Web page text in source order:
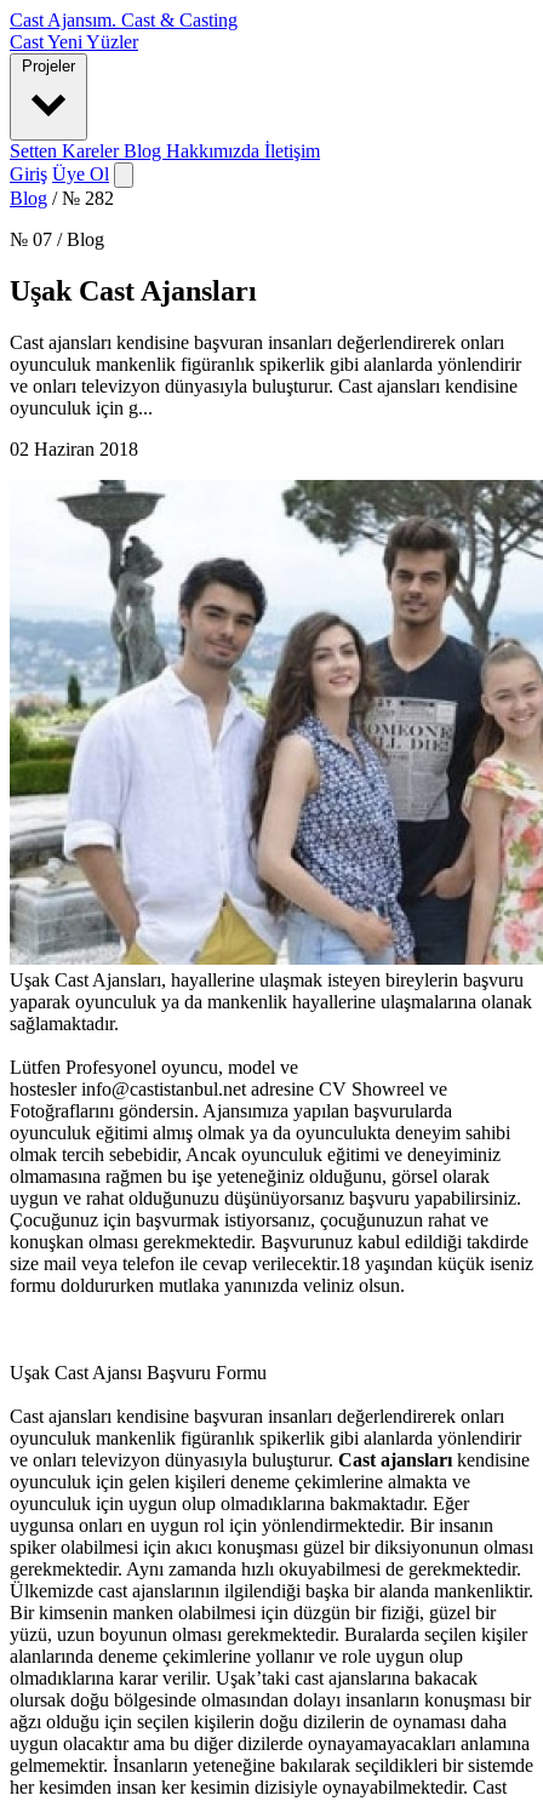
Cast Ajansım. Cast & Casting
CastYeni Yüzler
Projeler
Setten KarelerBlog Hakkımızda İletişim
Giriş Üye Ol
Blog / № 282
№ 07 / Blog
Uşak Cast Ajansları
Cast ajansları kendisine başvuran insanları değerlendirerek onları
oyunculuk mankenlik figüranlık spikerlik gibi alanlarda yönlendirir
ve onları televizyon dünyasıyla buluşturur. Cast ajansları kendisine
oyunculuk için g...
02 Haziran 2018
Uşak Cast Ajansları, hayallerine ulaşmak isteyen bireylerin başvuru
yaparak oyunculuk ya da mankenlik hayallerine ulaşmalarına olanak
sağlamaktadır.
Lütfen Profesyonel oyuncu, model ve
hosteslerinfo@castistanbul.net adresine CV Showreel ve
Fotoğraflarını göndersin. Ajansımıza yapılan başvurularda
oyunculuk eğitimi almış olmak ya da oyunculukta deneyim sahibi
olmak tercih sebebidir, Ancak oyunculuk eğitimi ve deneyiminiz
olmamasına rağmen bu işe yeteneğiniz olduğunu, görsel olarak
uygun ve rahat olduğunuzu düşünüyorsanız başvuru yapabilirsiniz.
Çocuğunuz için başvurmak istiyorsanız, çocuğunuzun rahat ve
konuşkan olması gerekmektedir. Başvurunuz kabul edildiği takdirde
size mail veya telefon ile cevap verilecektir.18 yaşından küçük iseniz
formu doldururken mutlaka yanınızda veliniz olsun.
Uşak Cast Ajansı Başvuru Formu
Cast ajansları kendisine başvuran insanları değerlendirerek onları
oyunculuk mankenlik figüranlık spikerlik gibi alanlarda yönlendirir
ve onları televizyon dünyasıyla buluşturur. Cast ajansları kendisine
oyunculuk için gelen kişileri deneme çekimlerine almakta ve
oyunculuk için uygun olup olmadıklarına bakmaktadır. Eğer
uygunsa onları en uygun rol için yönlendirmektedir. Bir insanın
spiker olabilmesi için akıcı konuşması güzel bir diksiyonunun olması
gerekmektedir. Aynı zamanda hızlı okuyabilmesi de gerekmektedir.
Ülkemizde cast ajanslarının ilgilendiği başka bir alanda mankenliktir.
Bir kimsenin manken olabilmesi için düzgün bir fiziği, güzel bir
yüzü, uzun boyunun olması gerekmektedir. Buralarda seçilen kişiler
alanlarında deneme çekimlerine yollanır ve role uygun olup
olmadıklarına karar verilir. Uşak’taki cast ajanslarına bakacak
olursak doğu bölgesinde olmasından dolayı insanların konuşması bir
ağzı olduğu için seçilen kişilerin doğu dizilerin de oynaması daha
uygun olacaktır ama bu diğer dizilerde oynayamayacakları anlamına
gelmemektir. İnsanların yeteneğine bakılarak seçildikleri bir sistemde
her kesimden insan ker kesimin dizisiyle oynayabilmektedir. Cast